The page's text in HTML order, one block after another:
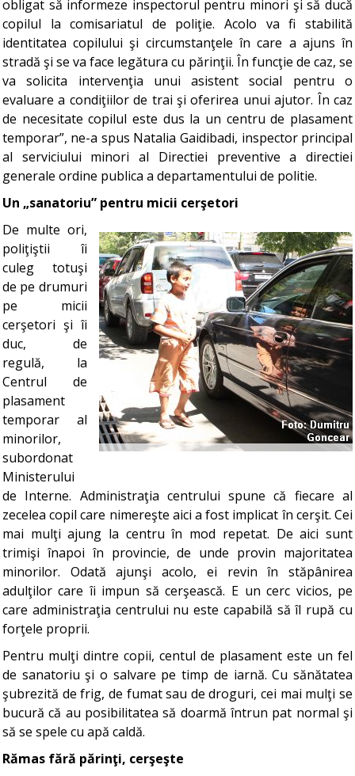
obligat să informeze inspectorul pentru minori şi să ducă
copilul la comisariatul de poliţie. Acolo va fi stabilită
identitatea copilului şi circumstanţele în care a ajuns în
stradă şi se va face legătura cu părinţii. În funcţie de caz, se
va solicita intervenţia unui asistent social pentru o
evaluare a condiţiilor de trai şi oferirea unui ajutor. În caz
de necesitate copilul este dus la un centru de plasament
temporar”, ne-a spus Natalia Gaidibadi, inspector principal
al serviciului minori al Directiei preventive a directiei
generale ordine publica a departamentului de politie.
Un „sanatoriu” pentru micii cerşetori
De multe ori,
poliţiştii îi
culeg totuşi
de pe drumuri
pe micii
cerşetori şi îi
duc, de
regulă, la
Centrul de
plasament
temporar al
minorilor,
subordonat
Ministerului
de Interne. Administraţia centrului spune că fiecare al
zecelea copil care nimereşte aici a fost implicat în cerşit. Cei
mai mulţi ajung la centru în mod repetat. De aici sunt
trimişi înapoi în provincie, de unde provin majoritatea
minorilor. Odată ajunşi acolo, ei revin în stăpânirea
adulţilor care îi impun să cerşească. E un cerc vicios, pe
care administraţia centrului nu este capabilă să îl rupă cu
forţele proprii.
Pentru mulţi dintre copii, centul de plasament este un fel
de sanatoriu şi o salvare pe timp de iarnă. Cu sănătatea
şubrezită de frig, de fumat sau de droguri, cei mai mulţi se
bucură că au posibilitatea să doarmă întrun pat normal şi
să se spele cu apă caldă.
Rămas fără părinţi, cerşeşte